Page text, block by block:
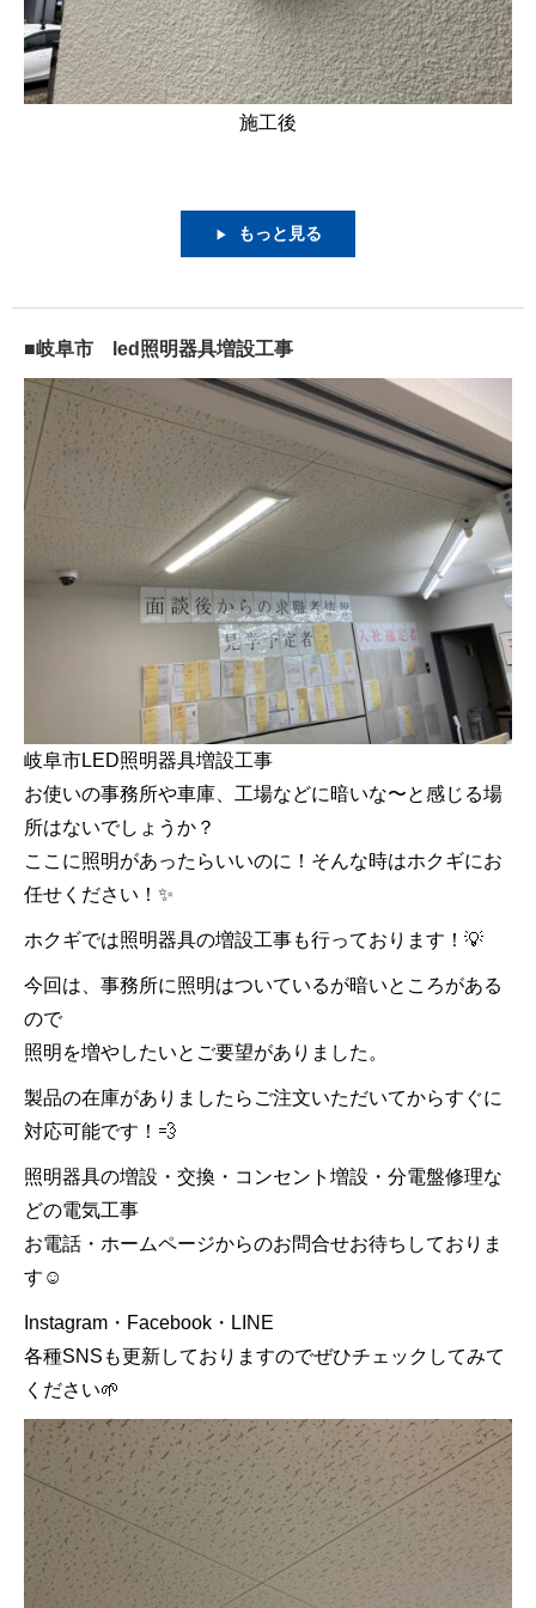
施工後
▶ もっと見る
■岐阜市 led照明器具増設工事
岐阜市LED照明器具増設工事
お使いの事務所や車庫、工場などに暗いな〜と感じる場
所はないでしょうか？
ここに照明があったらいいのに！そんな時はホクギにお
任せください！✨
ホクギでは照明器具の増設工事も行っております！💡
今回は、事務所に照明はついているが暗いところがある
ので
照明を増やしたいとご要望がありました。
製品の在庫がありましたらご注文いただいてからすぐに
対応可能です！💨
照明器具の増設・交換・コンセント増設・分電盤修理な
どの電気工事
お電話・ホームページからのお問合せお待ちしておりま
す☺️
Instagram・Facebook・LINE
各種SNSも更新しておりますのでぜひチェックしてみて
ください🌱